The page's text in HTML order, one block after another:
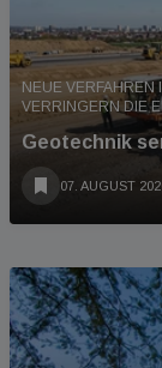
NEUE VERFAHREN
VERRINGERN DIE
Geotechnik
07. AUGUST